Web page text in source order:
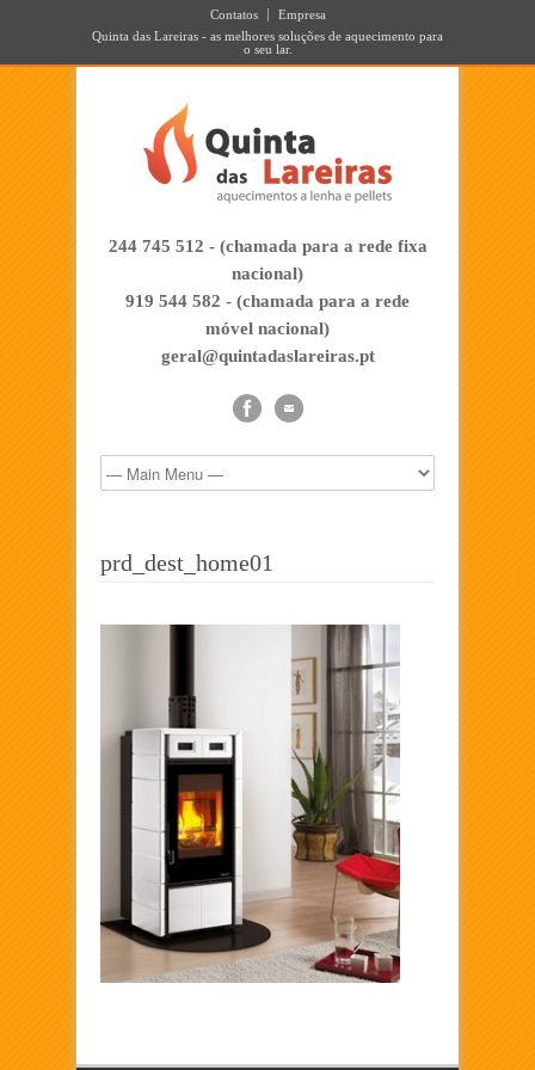
Contatos
Empresa
Quinta das Lareiras - as melhores soluções de aquecimento para
o seu lar.
244 745 512 - (chamada para a rede fixa
nacional)
919 544 582 - (chamada para a rede
móvel nacional)
geral@quintadaslareiras.pt
prd_dest_home01